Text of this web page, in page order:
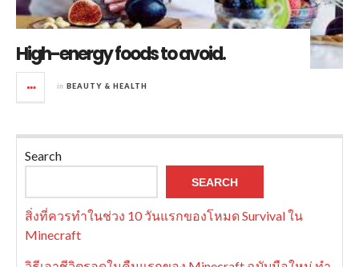
High-energy foods to avoid.
in BEAUTY & HEALTH
Search
SEARCH
สิ่งที่ควรทำในช่วง 10 วันแรกของโหมด Survival ใน
Minecraft